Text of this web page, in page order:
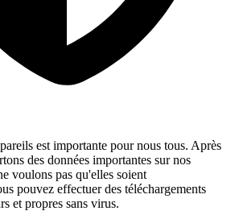
est importante pour nous tous. Après
des données importantes sur nos
voulons pas qu'elles soient
pouvez effectuer des téléchargements
et propres sans virus.